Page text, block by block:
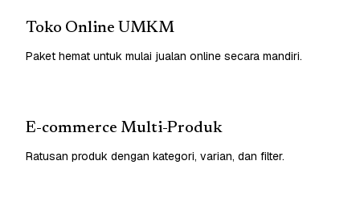
Toko Online UMKM
Paket hemat untuk mulai jualan online secara mandiri.
E-commerce Multi-Produk
Ratusan produk dengan kategori, varian, dan filter.